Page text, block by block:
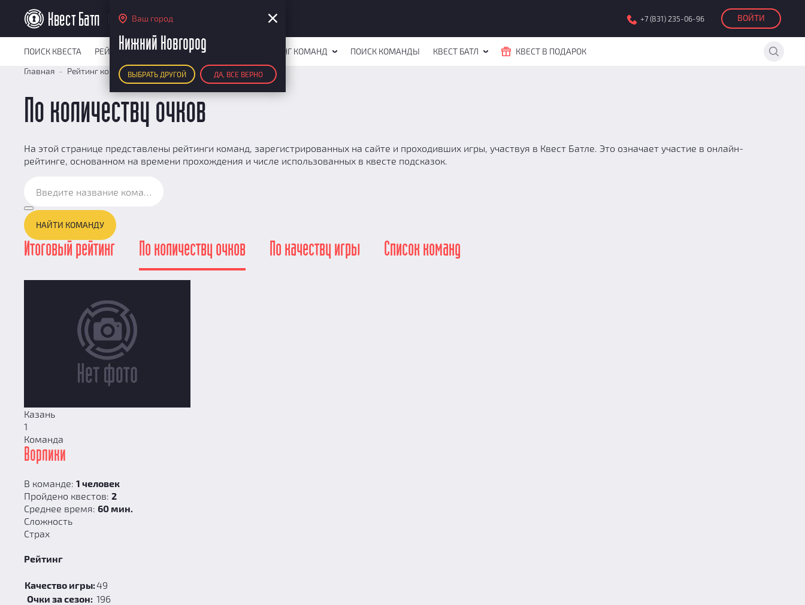
Нижний Новгород
Ваш город
Нижний Новгород
ВЫБРАТЬ ДРУГОЙ ДА, ВСЕ ВЕРНО
+7 (831) 235-06-96 ВОЙТИ
ПОИСК КВЕСТА РЕЙТИНГ КВЕСТОВ КАРТА КВЕСТОВ РЕЙТИНГ КОМАНД ПОИСК КОМАНДЫ КВЕСТ БАТЛ
КВЕСТ В ПОДАРОК
Главная
Рейтинг команд По количеству очков
По количеству очков
На этой странице представлены рейтинги команд, зарегистрированных на сайте и проходивших игры, участвуя в Квест Батле. Это означает участие в онлайн-
рейтинге, основанном на времени прохождения и числе использованных в квесте подсказок.
НАЙТИ КОМАНДУ
Итоговый рейтинг По количеству очков По качеству игры Список команд
Казань
1
Команда
Ворлики
В команде: 1 человек
Пройдено квестов: 2
Среднее время: 60 мин.
Сложность
Страх
Рейтинг
Качество игры:49
Очки за сезон: 196